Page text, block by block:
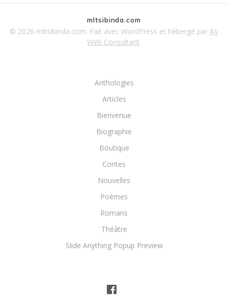
mltsibinda.com
© 2026 mltsibinda.com. Fait avec WordPress et hébergé par AV
Web Consultant.
Anthologies
Articles
Bienvenue
Biographie
Boutique
Contes
Nouvelles
Poèmes
Romans
Théâtre
Slide Anything Popup Preview